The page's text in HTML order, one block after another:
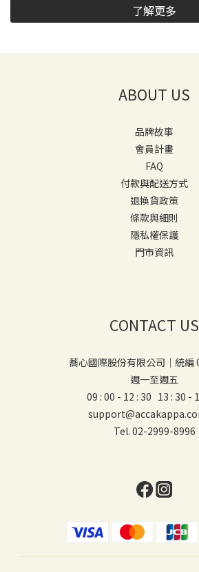
了解更多
ABOUT US
品牌故事
會員計畫
FAQ
付款與配送方式
退換貨政策
條款與細則
隱私權保護
門市資訊
CONTACT US
蕎心國際股份有限公司｜統編
週一至週五
09 : 00 - 12 : 30 13 : 30 -
Tel. 02-2999-8996